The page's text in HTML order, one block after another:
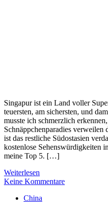
Singapur ist ein Land voller
teuersten, am sichersten, und
musste ich schmerzlich
Schnäppchenparadies verweilen
ist das restliche Südostasien
kostenlose Sehenswürdigkeiten
meine Top 5. […]
Weiterlesen
Keine Kommentare
China